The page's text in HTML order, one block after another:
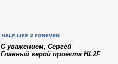
C уважением, Сергей
Главный герой проекта HL2F